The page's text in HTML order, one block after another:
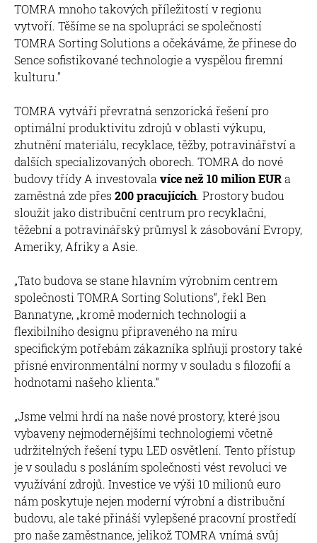
TOMRA mnoho takových příležitostí v regionu
vytvoří. Těšíme se na spolupráci se společností
TOMRA Sorting Solutions a očekáváme, že přinese do
Sence sofistikované technologie a vyspělou firemní
kulturu."
TOMRA vytváří převratná senzorická řešení pro
optimální produktivitu zdrojů v oblasti výkupu,
zhutnění materiálu, recyklace, těžby, potravinářství a
dalších specializovaných oborech. TOMRA do nové
budovy třídy A investovala více než 10 milion EURa
zaměstná zde přes 200 pracujících. Prostory budou
sloužit jako distribuční centrum pro recyklační,
těžební a potravinářský průmysl k zásobování Evropy,
Ameriky, Afriky a Asie.
„Tato budova se stane hlavním výrobním centrem
společnosti TOMRA Sorting Solutions“, řekl Ben
Bannatyne, „kromě moderních technologií a
flexibilního designu připraveného na míru
specifickým potřebám zákazníka splňují prostory také
přísné environmentální normy v souladu s filozofií a
hodnotami našeho klienta.“
„Jsme velmi hrdí na naše nové prostory, které jsou
vybaveny nejmodernějšími technologiemi včetně
udržitelných řešení typu LED osvětlení. Tento přístup
je v souladu s posláním společnosti vést revoluci ve
využívání zdrojů. Investice ve výši 10 milionů euro
nám poskytuje nejen moderní výrobní a distribuční
budovu, ale také přináší vylepšené pracovní prostředí
pro naše zaměstnance, jelikož TOMRA vnímá svůj